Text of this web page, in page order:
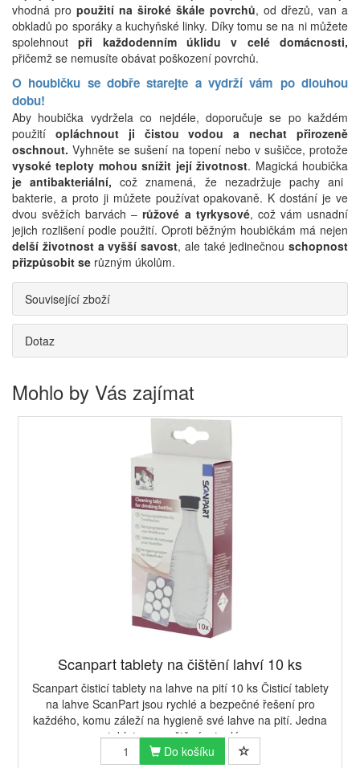
vhodná pro použití na široké škále povrchů, od dřezů, van a
obkladů po sporáky a kuchyňské linky. Díky tomu se na ni můžete
spolehnoutpři každodenním úklidu v celé domácnosti,
přičemž se nemusíte obávat poškození povrchů.
O houbičku se dobře starejte a vydrží vám po dlouhou
dobu!
Aby houbička vydržela co nejdéle, doporučuje se po každém
použití opláchnout ji čistou vodou a nechat přirozeně
oschnout. Vyhněte se sušení na topení nebo v sušičce, protože
vysoké teploty mohou snížit její životnost. Magická houbička
je antibakteriální,což znamená, že nezadržuje pachy ani
bakterie, a proto ji můžete používat opakovaně. K dostání je ve
dvou svěžích barvách –růžové a tyrkysové, což vám usnadní
jejich rozlišení podle použití. Oproti běžným houbičkám má nejen
delší životnost a vyšší savost, ale také jedinečnou schopnost
přizpůsobit se různým úkolům.
Související zboží
Dotaz
Mohlo by Vás zajímat
Scanpart tablety na čištění lahví 10 ks
Scanpart čisticí tablety na lahve na pití 10 ks Čisticí tablety
na lahve ScanPart jsou rychlé a bezpečné řešení pro
každého, komu záleží na hygieně své lahve na pití. Jedna
tableta rozpuštěná v teplé ...
Do košíku